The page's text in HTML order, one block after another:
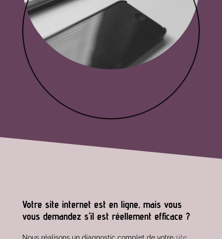
Votre site internet est en ligne, mais vous
vous demandez s’il est réellement efficace ?